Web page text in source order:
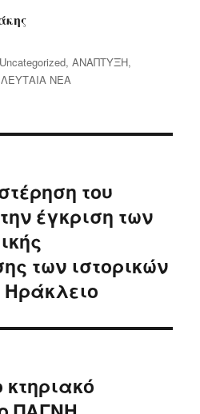
Categories
Uncategorized,ΑΝΑΠΤΥΞΗ,
ΝΕΑ
του
έγκριση των
των ιστορικών